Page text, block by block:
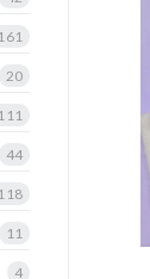
161
20
111
44
118
11
4